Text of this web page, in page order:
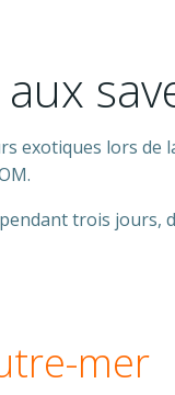
exotiques lors
trois
mer